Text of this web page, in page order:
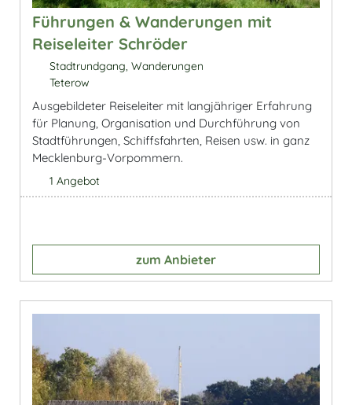
Führungen & Wanderungen mit
Reiseleiter Schröder
Stadtrundgang, Wanderungen
Teterow
Ausgebildeter Reiseleiter mit langjähriger Erfahrung
für Planung, Organisation und Durchführung von
Stadtführungen, Schiffsfahrten, Reisen usw. in ganz
Mecklenburg-Vorpommern.
1 Angebot
zum Anbieter